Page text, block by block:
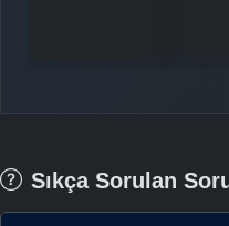
Sıkça Sorulan